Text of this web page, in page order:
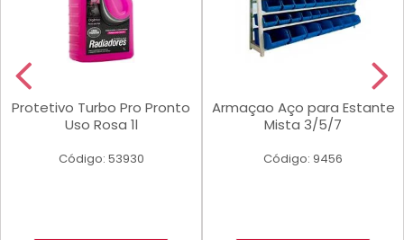
Protetivo Turbo Pro Pronto
Uso Rosa 1l
Código: 53930
Armaçao Aço para Estante
Mista 3/5/7
Código: 9456